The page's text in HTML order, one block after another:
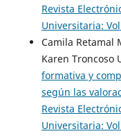
Revista
Universitaria:
Camila Retamal
Karen Troncoso
formativa y
según las
Revista
Universitaria: